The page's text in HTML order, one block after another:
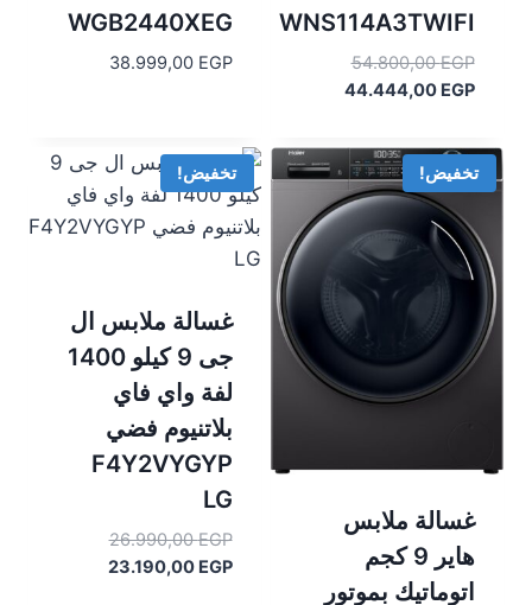
WNS114A3TWIFI
54.800,00EGP
السعر
الأصلي
54.800,00 EGP.
44.444,00 EGP
السعر
هو:
44.444,00 EGP.
WGB2440XEG
38.999,00 EGP
تخفيض!
غسالة ملابس
هاير 9 كجم
اتوماتيك بموتور
تخفيض!
غسالة ملابس ال
جى 9 كيلو 1400
لفة واي فاي
بلاتنيوم فضي
F4Y2VYGYP
LG
26.990,00EGP
السعر
الأصلي23.190,00 EGP
السعر